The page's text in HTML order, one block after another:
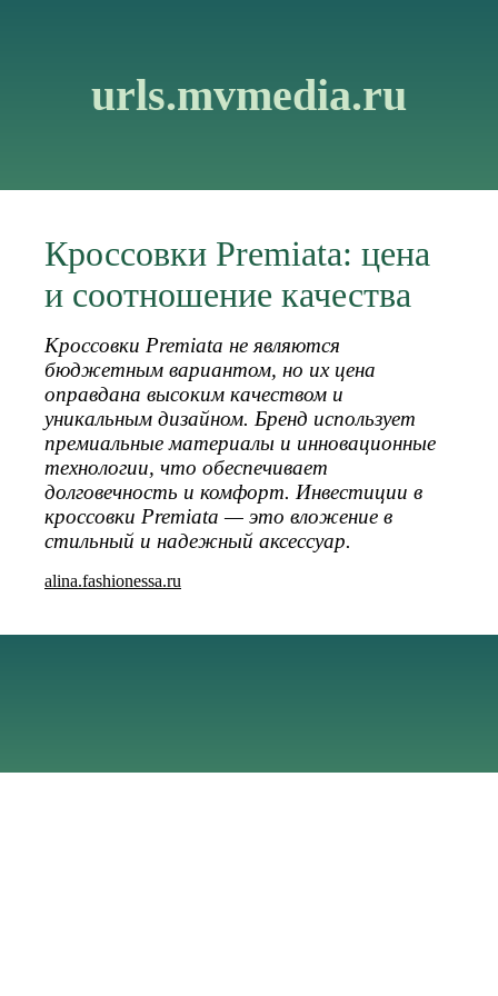
urls.mvmedia.ru
Кроссовки Premiata: цена
и соотношение качества
Кроссовки Premiata не являются
бюджетным вариантом, но их цена
оправдана высоким качеством и
уникальным дизайном. Бренд использует
премиальные материалы и инновационные
технологии, что обеспечивает
долговечность и комфорт. Инвестиции в
кроссовки Premiata — это вложение в
стильный и надежный аксессуар.
alina.fashionessa.ru